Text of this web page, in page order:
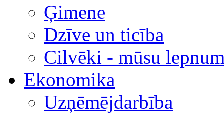
Ģimene
Dzīve un ticība
Cilvēki - mūsu
Ekonomika
Uzņēmējdarbība